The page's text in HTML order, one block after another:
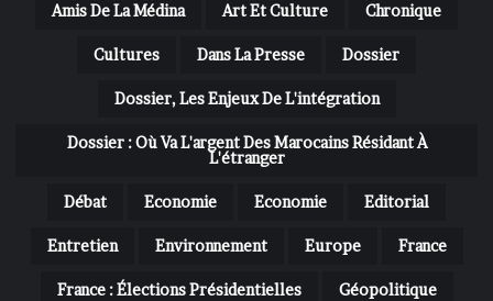
Amis De La Médina Art Et Culture Chronique
Cultures Dans La Presse Dossier
Dossier, Les Enjeux De L'intégration
Dossier : Où Va L'argent Des Marocains Résidant À
L'étranger
Débat Economie Economie Editorial
Entretien Environnement Europe France
France : Élections Présidentielles Géopolitique